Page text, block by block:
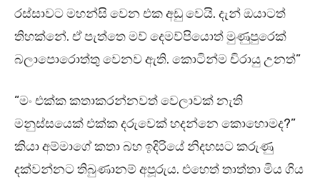
රස්සාවට මහන්සි වෙන එක අඩු වෙයි. දැන් ඔයාටත්
තිහක්නේ. ඒ පැත්තෙ මව් දෙමව්පියොත් මුණුපුරෙක්
බලාපොරොත්තු වෙනව ඇති. කොටින්ම චිරායු උනත්”
“මං එක්ක කතාකරන්නවත් වෙලාවක් නැති
මනුස්සයෙක් එක්ක දරුවෙක් හදන්නෙ කොහොමද?”
කියා අම්මාගේ කතා බහ ඉදිරියේ නිදහසට කරුණු
දක්වන්නට තිබුණානම් අපූරුය. එහෙත් තාත්තා මිය ගිය